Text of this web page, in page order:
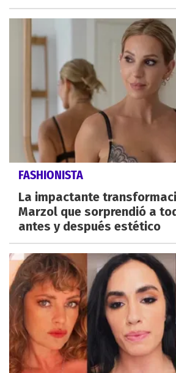
FASHIONISTA
La impactante
Marzol que sorprendió a
antes y después estético